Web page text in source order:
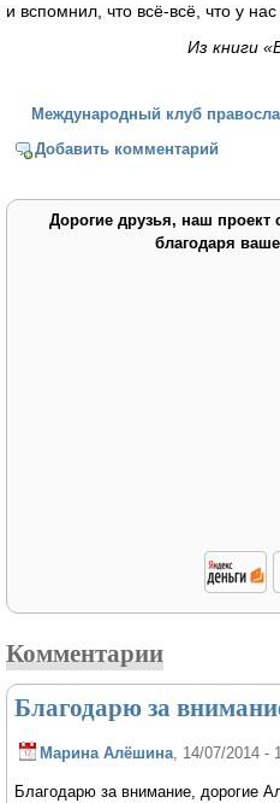
и вспомнил, что всё-всё, что у
Из книги
Международный клуб
Добавить комментарий
Дорогие друзья, наш проект
благодаря
Комментарии
Благодарю за
Марина Алёшина , 14/07/2014 -
Благодарю за внимание, дорогие